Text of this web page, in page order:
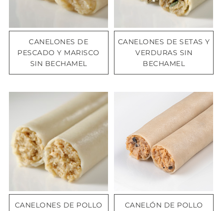
CANELONES DE
PESCADO Y MARISCO
SIN BECHAMEL
CANELONES DE SETAS Y
VERDURAS SIN
BECHAMEL
CANELONES DE POLLO
CANELÓN DE POLLO